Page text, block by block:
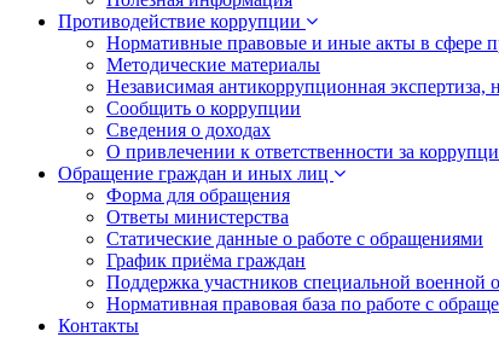
Противодействие коррупции
Нормативные правовые и иные акты в сфере
Методические материалы
Независимая антикоррупционная
Сообщить о коррупции
Сведения о доходах
О привлечении к ответственности за
Обращение граждан и иных лиц
Форма для обращения
Ответы министерства
Статические данные о работе с обращениями
График приёма граждан
Поддержка участников специальной военной
Нормативная правовая база по работе с
Контакты